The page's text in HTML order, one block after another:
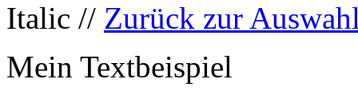
Italic // Zurück zur
Mein Textbeispiel